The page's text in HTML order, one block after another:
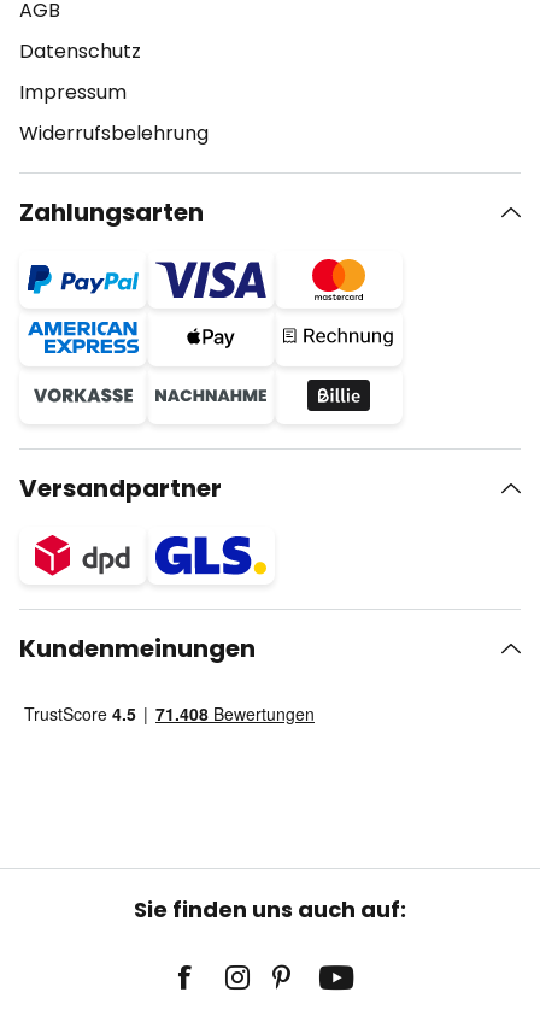
AGB
Datenschutz
Impressum
Widerrufsbelehrung
Zahlungsarten
Versandpartner
Kundenmeinungen
Sie finden uns auch auf: